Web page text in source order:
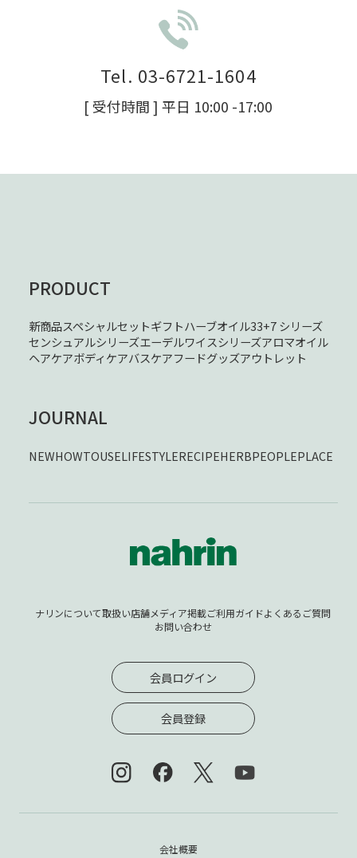
Tel. 03-6721-1604
[ 受付時間 ] 平日 10:00 -17:00
PRODUCT
新商品スペシャルセットギフトハーブオイル33+7 シリーズ
センシュアルシリーズエーデルワイスシリーズアロマオイル
ヘアケアボディケアバスケアフードグッズアウトレット
JOURNAL
NEWHOWTOUSELIFESTYLERECIPEHERBPEOPLEPLACE
ナリンについて取扱い店舗メディア掲載ご利用ガイドよくあるご質問
お問い合わせ
会員ログイン
会員登録
会社概要